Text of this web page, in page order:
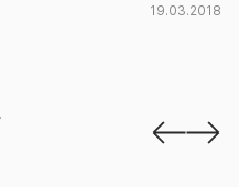
19.03.2018